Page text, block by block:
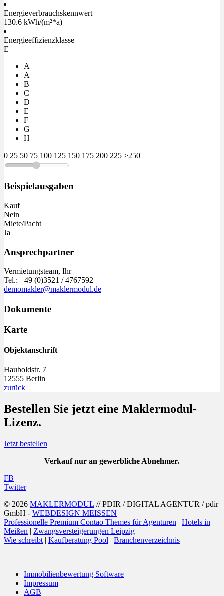
Energieverbrauchskennwert
130.6 kWh/(m²*a)
Energieeffizienzklasse
E
A+
A
B
C
D
E
F
G
H
0 25 50 75 100 125 150 175 200 225 >250
Beispielausgaben
Kauf
Nein
Miete/Pacht
Ja
Ansprechpartner
Vermietungsteam, Ihr
Tel.: +49 (0)3521 / 4767592
demomakler@maklermodul.de
Dokumente
Karte
Objektanschrift
Hauboldstr. 7
12555 Berlin
zurück
Bestellen Sie jetzt eine Maklermodul-
Lizenz.
Jetzt bestellen
Verkauf nur an gewerbliche Abnehmer.
FB
Twitter
© 2026 MAKLERMODUL // PDIR / DIGITAL AGENTUR / pdir
GmbH - WEBDESIGN MEISSEN
Professionelle Premium Contao Themes für Agenturen | Hotels in
Meißen | Zwangsversteigerungen Leipzig
Wie schreibt | Kaufberatung Pool | Branchenverzeichnis
Immobilienbewertung Software
Impressum
AGB